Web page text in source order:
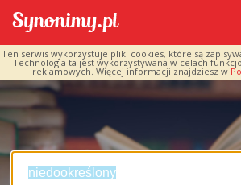
Ten serwis wykorzystuje pliki cookies, które są
Technologia ta jest wykorzystywana w celach
reklamowych. Więcej informacji znajdziesz w